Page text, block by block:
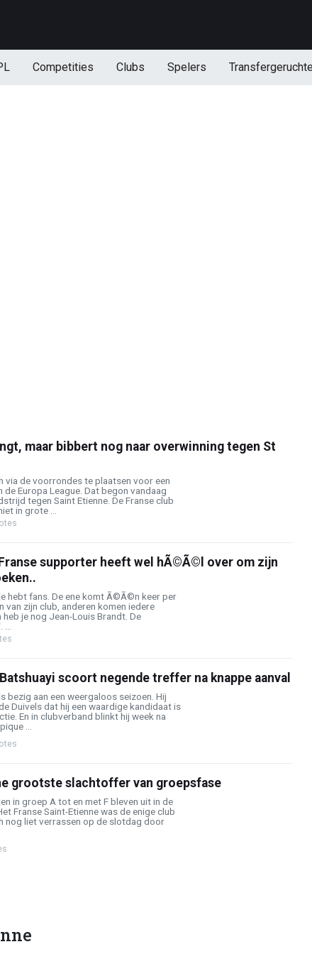
Competities Clubs Spelers
maar bibbert nog naar overwinning tegen St
via de voorrondes te plaatsen voor een
de Europa League. Dat begon vandaag
tegen Saint Etienne. De Franse club
in grote ...
supporter heeft wel hÃ©Ã©l over om zijn
hebt fans. De ene komt Ã©Ã©n keer per
van zijn club, anderen komen iedere
je nog Jean-Louis Brandt. De
scoort negende treffer na knappe aanval
bezig aan een weergaloos seizoen. Hij
Duivels dat hij een waardige kandidaat is
En in clubverband blinkt hij week na
...
grootste slachtoffer van groepsfase
in groep A tot en met F bleven uit in de
Franse Saint-Etienne was de enige club
nog liet verrassen op de slotdag door